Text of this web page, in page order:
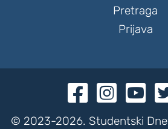
Pretraga
Prijava
  
© 2023-2026. Studentski